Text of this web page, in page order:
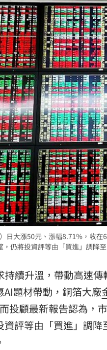
國家有意義？ 11:33
18:00
醬創無限可能 12:00
送會拉筋的按摩椅 爸爸「筋歡喜」 18:00
食品要注意 13:00
覺醒！ 11:00
品牌齊聚 11:00
日大漲50元、漲幅8.71%，收
仍將投資評等由「買進」調降
持續升溫，帶動高速
題材帶動，銅箔大廠
投顧最新報告認為，
評等由「買進」調降